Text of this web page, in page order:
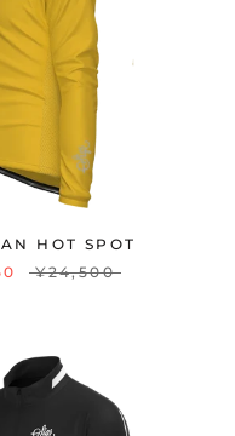
HOT SPOT
¥24,500